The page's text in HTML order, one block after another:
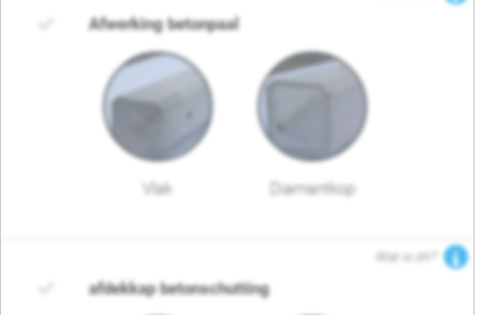
Afwerking betonpaal
Vlak Diamantkop
Wat is dit?
afdekkap betonschutting